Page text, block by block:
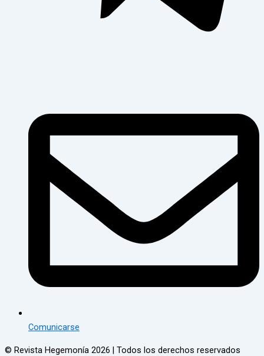
Comunicarse
© Revista Hegemonía 2026 | Todos los derechos reservados